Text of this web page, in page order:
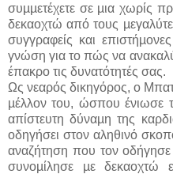
συµµετέχετε σε µια χωρίς
δεκαοχτώ από τους
συγγραφείς και
γνώση για το πώς να
έπακρο τις δυνατότητές σας.
Ως νεαρός δικηγόρος, ο
µέλλον του, ώσπου ένιωσε
απίστευτη δύναµη της
οδηγήσει στον αληθινό
αναζήτηση που τον
συνοµίλησε µε